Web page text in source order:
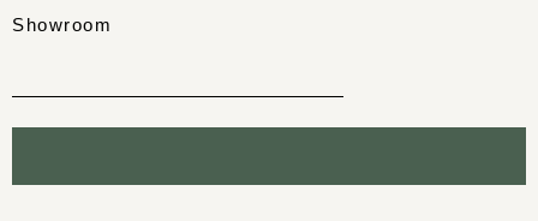
Showroom